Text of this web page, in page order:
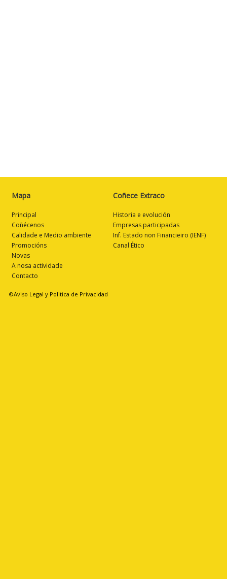
Mapa
Principal
Coñécenos
Calidade e Medio ambiente
Promocións
Novas
A nosa actividade
Contacto
Coñece Extraco
Historia e evolución
Empresas participadas
Inf. Estado non Financieiro (IENF)
Canal Ético
©Aviso Legal y Politica de Privacidad